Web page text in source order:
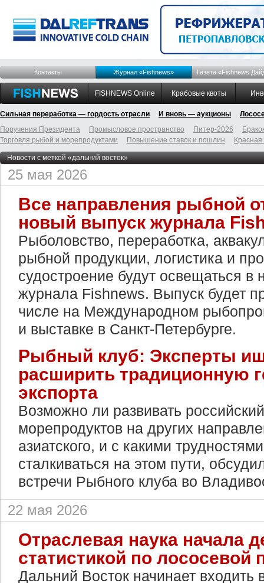
Контакты Журнал «Fishnews» Газета «Fishnews
FISHNEWS Online Крабовые квоты
Сильная переработка — гордость отрасли И вновь — аукционы
Поручения Президента
Промысловое пространство Питер-2026
Торговля рыбой и морепродуктами
Повышение ставок и пошлин
Новости с меткой «дальний восток»
25 мая 2026
Все направления рыбной
новый выпуск журнала
Рыболовство, переработка,
рыбной продукции, логистика и
судостроение будут освещаться в
журнала Fishnews. Выпуск будет
числе на Международном
и выставке в Санкт-Петербурге.
Рыбный клуб: Эксперты
расширить традиционную
экспорта
Возможно ли развивать
морепродуктов на других
азиатского, и с какими
сталкиваться на этом пути,
встречи Рыбного клуба во
22 мая 2026
Отраслевая наука начала
статистикой по лососевой
Дальний Восток начинает входить